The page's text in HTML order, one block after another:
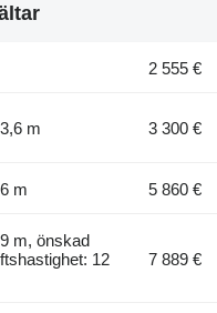
2 555 €
m 3 300 €
m 5 860 €
m, önskad
12
7 889 €